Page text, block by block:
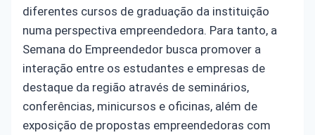
diferentes cursos de graduação da instituição
numa perspectiva empreendedora. Para tanto, a
Semana do Empreendedor busca promover a
interação entre os estudantes e empresas de
destaque da região através de seminários,
conferências, minicursos e oficinas, além de
exposição de propostas empreendedoras com